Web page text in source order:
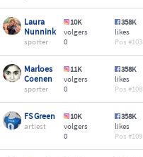
Laura
Nunnink
sporter
10K
volgers
0
358K
likes
103
Marloes
Coenen
sporter
11K
volgers
0
358K
likes
108
FS Green
artiest
10K
volgers
0
358K
likes
109